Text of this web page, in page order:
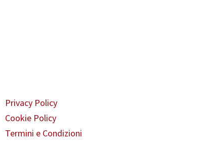
Privacy Policy
Cookie Policy
Termini e Condizioni